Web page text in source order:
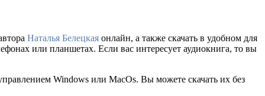
Наталья Белецкая онлайн, а также скачать в удобном для
или планшетах. Если вас интересует аудиокнига, то вы
Windows или MacOs. Вы можете скачать их без